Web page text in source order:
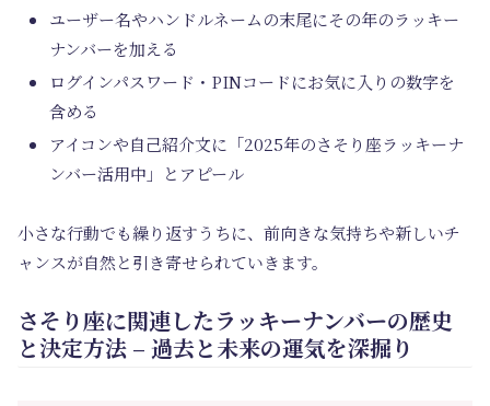
ユーザー名やハンドルネームの末尾にその年のラッキー
ナンバーを加える
ログインパスワード・PINコードにお気に入りの数字を
含める
アイコンや自己紹介文に「2025年のさそり座ラッキーナ
ンバー活用中」とアピール
小さな行動でも繰り返すうちに、前向きな気持ちや新しいチ
ャンスが自然と引き寄せられていきます。
さそり座に関連したラッキーナンバーの歴史
と決定方法 – 過去と未来の運気を深掘り